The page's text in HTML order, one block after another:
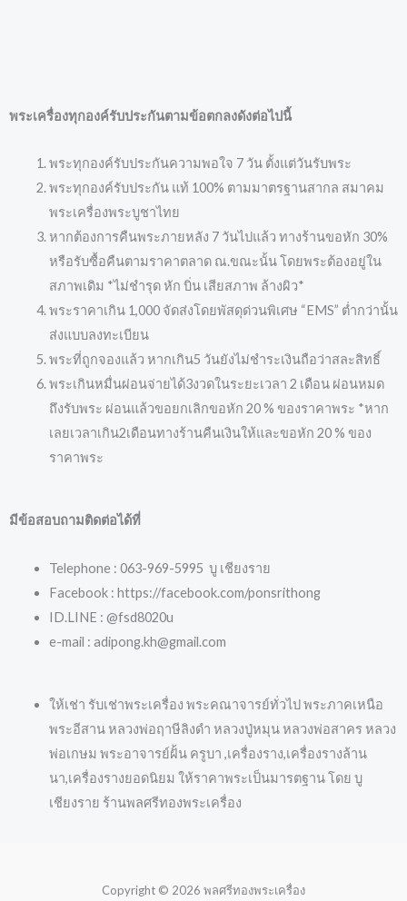
พระเครื่องทุกองค์รับประกันตามข้อตกลงดังต่อไปนี้
พระทุกองค์รับประกันความพอใจ 7 วัน ตั้งแต่วันรับพระ
พระทุกองค์รับประกัน แท้ 100% ตามมาตรฐานสากล สมาคม
พระเครื่องพระบูชาไทย
หากต้องการคืนพระภายหลัง 7 วันไปแล้ว ทางร้านขอหัก 30%
หรือรับซื้อคืนตามราคาตลาด ณ.ขณะนั้น โดยพระต้องอยู่ใน
สภาพเดิม *ไม่ชำรุด หัก บิ่น เสียสภาพ ล้างผิว*
พระราคาเกิน 1,000 จัดส่งโดยพัสดุด่วนพิเศษ “EMS” ต่ำกว่านั้น
ส่งแบบลงทะเบียน
พระที่ถูกจองแล้ว หากเกิน5 วันยังไม่ชำระเงินถือว่าสละสิทธิ์
พระเกินหมื่นผ่อนจ่ายได้3งวดในระยะเวลา 2 เดือน ผ่อนหมด
ถึงรับพระ ผ่อนแล้วขอยกเลิกขอหัก 20 % ของราคาพระ *หาก
เลยเวลาเกิน2เดือนทางร้านคืนเงินให้และขอหัก 20 % ของ
ราคาพระ
มีข้อสอบถามติดต่อได้ที่
Telephone : 063-969-5995 บู เชียงราย
Facebook : https://facebook.com/ponsrithong
ID.LINE : @fsd8020u
e-mail : adipong.kh@gmail.com
ให้เช่า รับเช่าพระเครื่อง พระคณาจารย์ทั่วไป พระภาคเหนือ
พระอีสาน หลวงพ่อฤาษีลิงดำ หลวงปู่หมุน หลวงพ่อสาคร หลวง
พ่อเกษม พระอาจารย์ฝั้น ครูบา ,เครื่องราง,เครื่องรางล้าน
นา,เครื่องรางยอดนิยม ให้ราคาพระเป็นมารตฐาน โดย บู
เชียงราย ร้านพลศรีทองพระเครื่อง
Copyright © 2026 พลศรีทองพระเครื่อง